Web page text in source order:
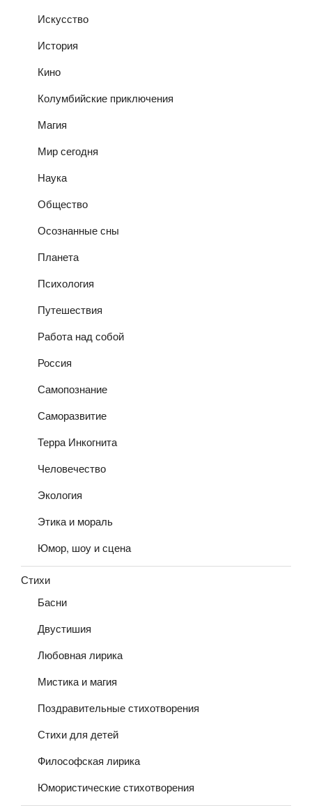
Искусство
История
Кино
Колумбийские приключения
Магия
Мир сегодня
Наука
Общество
Осознанные сны
Планета
Психология
Путешествия
Работа над собой
Россия
Самопознание
Саморазвитие
Терра Инкогнита
Человечество
Экология
Этика и мораль
Юмор, шоу и сцена
Стихи
Басни
Двустишия
Любовная лирика
Мистика и магия
Поздравительные стихотворения
Стихи для детей
Философская лирика
Юмористические стихотворения